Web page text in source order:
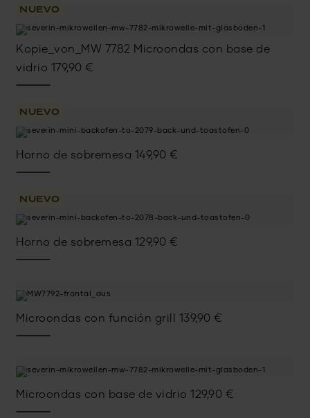
NUEVO
Kopie_von_MW 7782 Microondas con base de
vidrio 179,90 €
NUEVO
Horno de sobremesa 149,90 €
NUEVO
Horno de sobremesa 129,90 €
Microondas con función grill 139,90 €
Microondas con base de vidrio 129,90 €